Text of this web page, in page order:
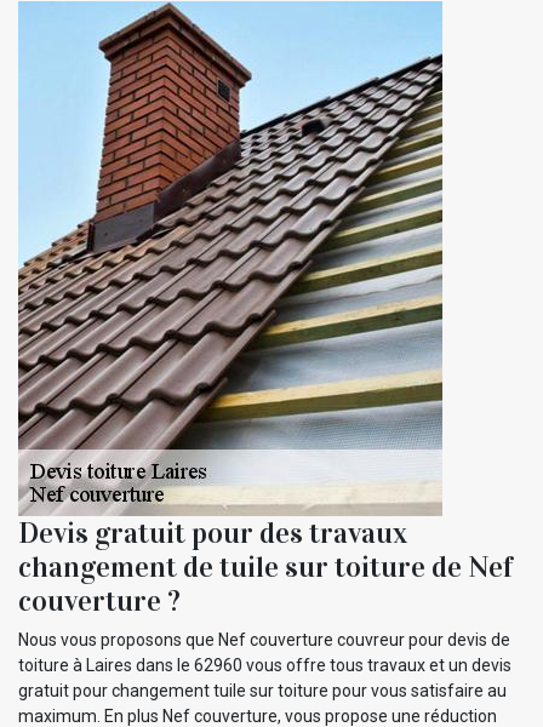
Devis gratuit pour des travaux
changement de tuile sur toiture de Nef
couverture ?
Nous vous proposons que Nef couverture couvreur pour devis de
toiture à Laires dans le 62960 vous offre tous travaux et un devis
gratuit pour changement tuile sur toiture pour vous satisfaire au
maximum. En plus Nef couverture, vous propose une réduction